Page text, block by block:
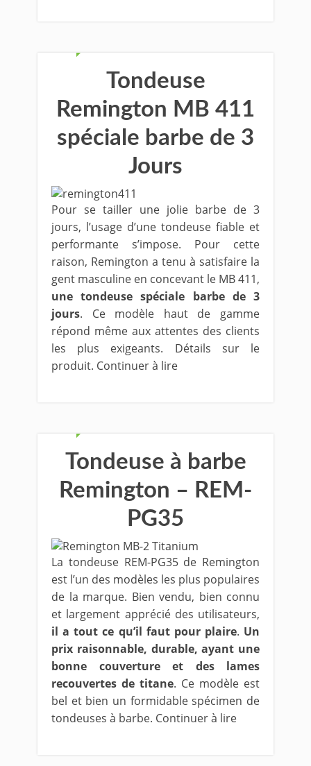
Tondeuse
Remington MB 411
spéciale barbe de 3
Jours
Pour se tailler une jolie barbe de 3
jours, l’usage d’une tondeuse fiable et
performante s’impose. Pour cette
raison, Remington a tenu à satisfaire la
gent masculine en concevant le MB 411,
une tondeuse spéciale barbe de 3
jours. Ce modèle haut de gamme
répond même aux attentes des clients
les plus exigeants. Détails sur le
produit. Continuer à lire
Tondeuse à barbe
Remington – REM-
PG35
La tondeuse REM-PG35 de Remington
est l’un des modèles les plus populaires
de la marque. Bien vendu, bien connu
et largement apprécié des utilisateurs,
il a tout ce qu’il faut pour plaire. Un
prix raisonnable, durable, ayant une
bonne couverture et des lames
recouvertes de titane. Ce modèle est
bel et bien un formidable spécimen de
tondeuses à barbe. Continuer à lire